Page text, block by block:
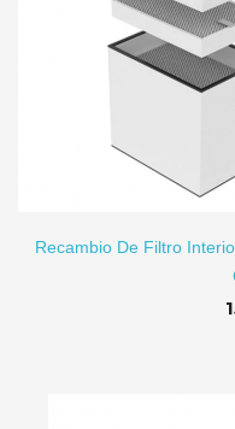
Recambio De Filtro